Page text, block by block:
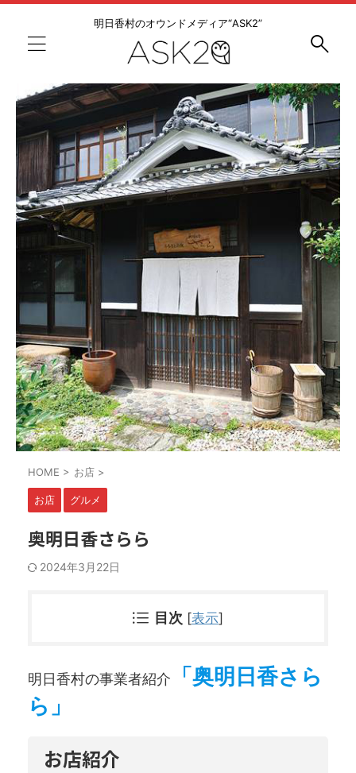
明日香村のオウンドメディア“ASK2”
HOME > お店 >
お店 グルメ
奥明日香さらら
2024年3月22日
目次 [表示]
明日香村の事業者紹介
「奥明日香さら
ら」
お店紹介